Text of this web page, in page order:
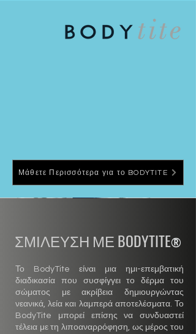
Μάθετε Περισσότερα για το BODYTITE
ΣΜΙΛΕΥΣΗ ΜΕBODYTITE®
Το BodyTite είναι μια ημι-επεμβατική
διαδικασία που συσφίγγει το δέρμα του
σώματος με ακρίβεια δημιουργώντας
νεανικά, λεία και λαμπερά αποτελέσματα. Το
BodyTite μπορεί επίσης να συνδυαστεί
τέλεια με τη λιποαναρρόφηση, ως μέρος του